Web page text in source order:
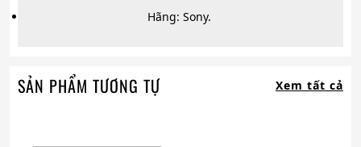
Hãng: Sony.
SẢN PHẨM TƯƠNG TỰ Xem tất cả